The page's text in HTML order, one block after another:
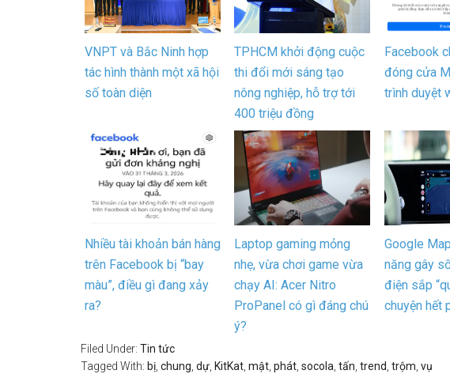
VNPT và Bắc Ninh hợp
tác hình thành một xã hội
số toàn diện
TPHCM khởi động cuộc
thi đổi mới sáng tạo
nông nghiệp, hỗ trợ tới
400 triệu đồng
Facebook
đóng cửa
trình duyệt
Nhiều tài khoản bán hàng
trên Facebook bị “bay
màu”, điều gì đang xảy
ra?
Laptop gaming mỏng
nhẹ, vừa chơi game vừa
chạy AI: Acer Nitro
ProPanel có gì đáng chú
ý?
Google
năng gây
điện sắp
chuyện hết
Filed Under: Tin tức
Tagged With: bị chung dự KitKat mật phát socola tấn trend trộm vụ